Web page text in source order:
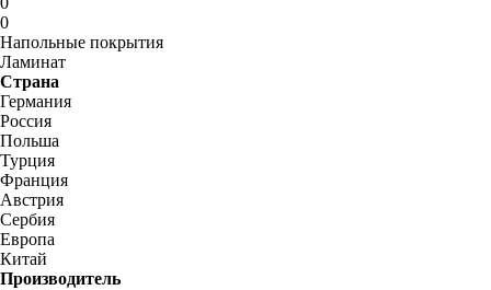
0
Напольные покрытия
Ламинат
Страна
Германия
Россия
Польша
Турция
Франция
Австрия
Сербия
Европа
Китай
Производитель